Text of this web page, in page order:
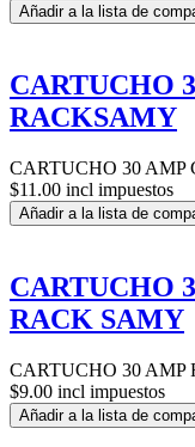
Añadir a la lista de
CARTUCHO
RACKSAMY
CARTUCHO 30
$11.00 incl impuestos
Añadir a la lista de
CARTUCHO
RACK SAMY
CARTUCHO 30
$9.00 incl impuestos
Añadir a la lista de